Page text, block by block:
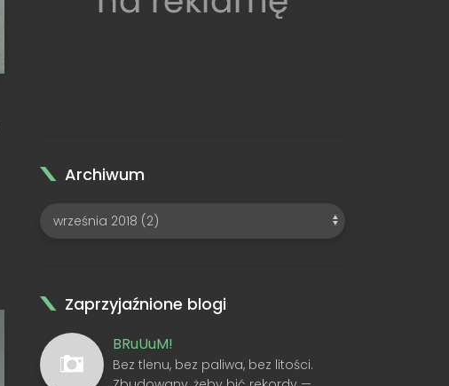
Archiwum
Zaprzyjaźnione blogi
BRuUuM!
Bez tlenu, bez paliwa, bez litości.